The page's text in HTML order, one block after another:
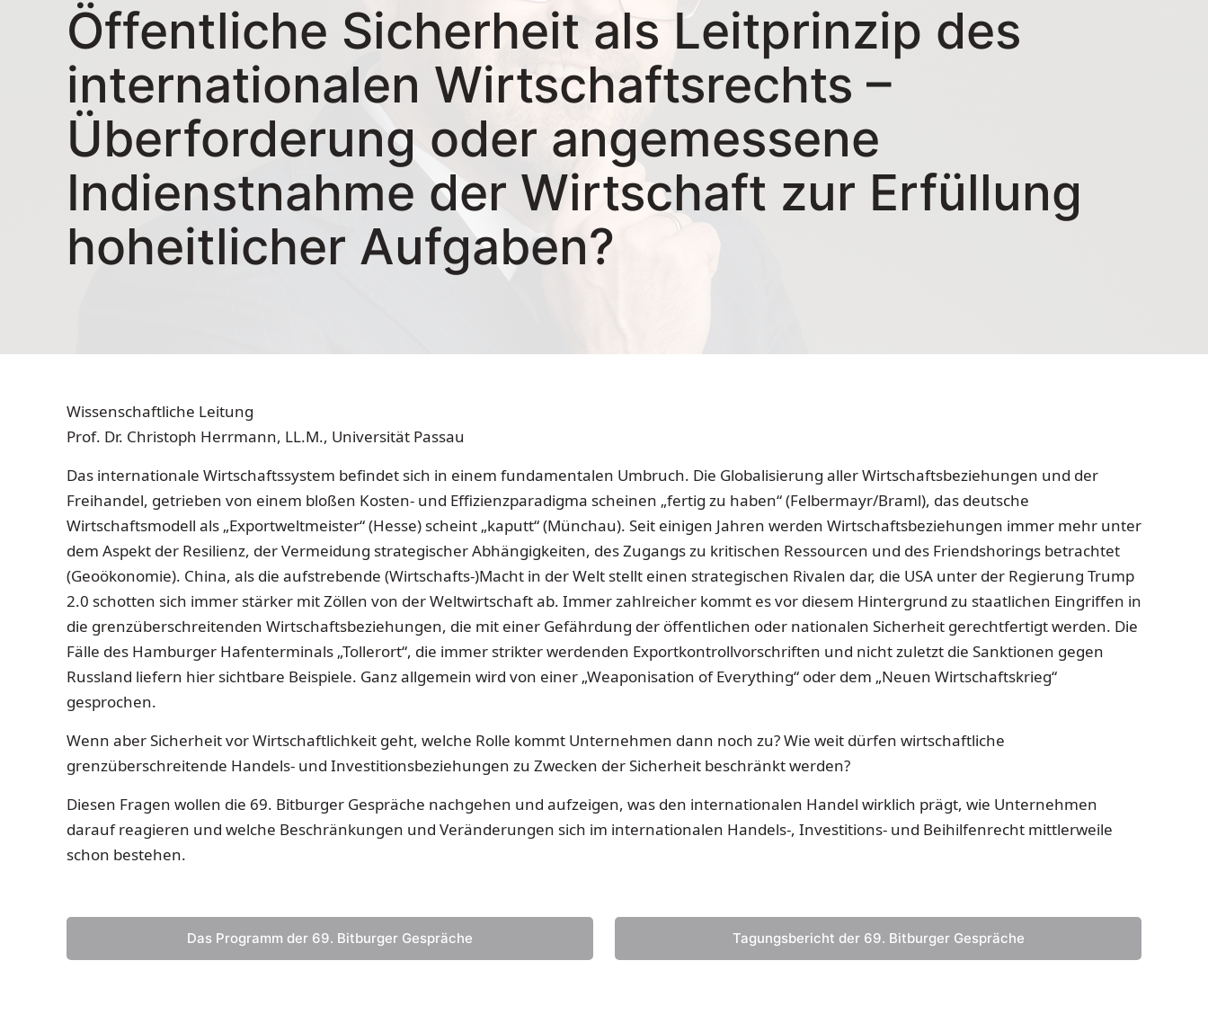
Öffentliche Sicherheit als Leitprinzip des
internationalen Wirtschaftsrechts –
Überforderung oder angemessene
Indienstnahme der Wirtschaft zur Erfüllung
hoheitlicher Aufgaben?
Wissenschaftliche Leitung
Prof. Dr. Christoph Herrmann, LL.M., Universität Passau
Das internationale Wirtschaftssystem befindet sich in einem fundamentalen Umbruch. Die Globalisierung aller Wirtschaftsbeziehungen und der
Freihandel, getrieben von einem bloßen Kosten- und Effizienzparadigma scheinen „fertig zu haben“ (Felbermayr/Braml), das deutsche
Wirtschaftsmodell als „Exportweltmeister“ (Hesse) scheint „kaputt“ (Münchau). Seit einigen Jahren werden Wirtschaftsbeziehungen immer mehr unter
dem Aspekt der Resilienz, der Vermeidung strategischer Abhängigkeiten, des Zugangs zu kritischen Ressourcen und des Friendshorings betrachtet
(Geoökonomie). China, als die aufstrebende (Wirtschafts-)Macht in der Welt stellt einen strategischen Rivalen dar, die USA unter der Regierung Trump
2.0 schotten sich immer stärker mit Zöllen von der Weltwirtschaft ab. Immer zahlreicher kommt es vor diesem Hintergrund zu staatlichen Eingriffen in
die grenzüberschreitenden Wirtschaftsbeziehungen, die mit einer Gefährdung der öffentlichen oder nationalen Sicherheit gerechtfertigt werden. Die
Fälle des Hamburger Hafenterminals „Tollerort“, die immer strikter werdenden Exportkontrollvorschriften und nicht zuletzt die Sanktionen gegen
Russland liefern hier sichtbare Beispiele. Ganz allgemein wird von einer „Weaponisation of Everything“ oder dem „Neuen Wirtschaftskrieg“
gesprochen.
Wenn aber Sicherheit vor Wirtschaftlichkeit geht, welche Rolle kommt Unternehmen dann noch zu? Wie weit dürfen wirtschaftliche
grenzüberschreitende Handels- und Investitionsbeziehungen zu Zwecken der Sicherheit beschränkt werden?
Diesen Fragen wollen die 69. Bitburger Gespräche nachgehen und aufzeigen, was den internationalen Handel wirklich prägt, wie Unternehmen
darauf reagieren und welche Beschränkungen und Veränderungen sich im internationalen Handels-, Investitions- und Beihilfenrecht mittlerweile
schon bestehen.
Das Programm der 69. Bitburger Gespräche Tagungsbericht der 69. Bitburger Gespräche